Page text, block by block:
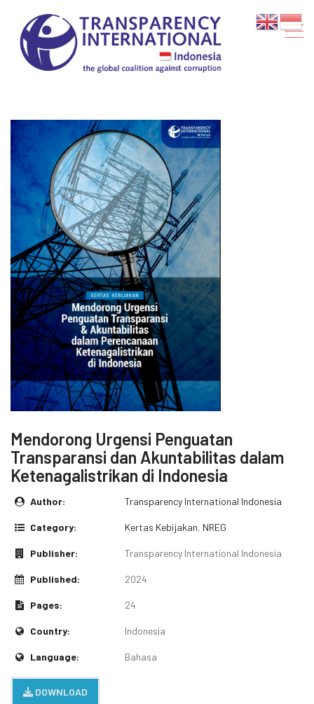
Mendorong Urgensi Penguatan
Transparansi dan Akuntabilitas dalam
Ketenagalistrikan di Indonesia
Author: Transparency International Indonesia
Category: Kertas Kebijakan, NREG
Publisher: Transparency International Indonesia
Published: 2024
Pages: 24
Country: Indonesia
Language: Bahasa
DOWNLOAD